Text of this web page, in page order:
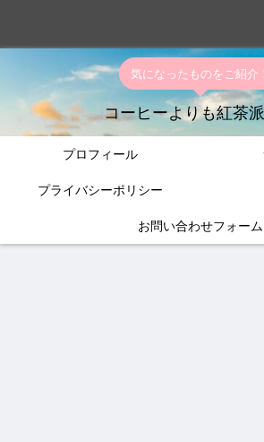
気になったものをご紹介！
コーヒーよりも紅茶
プロフィール
プライバシーポリシー
お問い合わせフォーム